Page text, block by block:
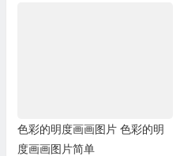
色彩的明度画画图片 色彩的明
度画画图片简单